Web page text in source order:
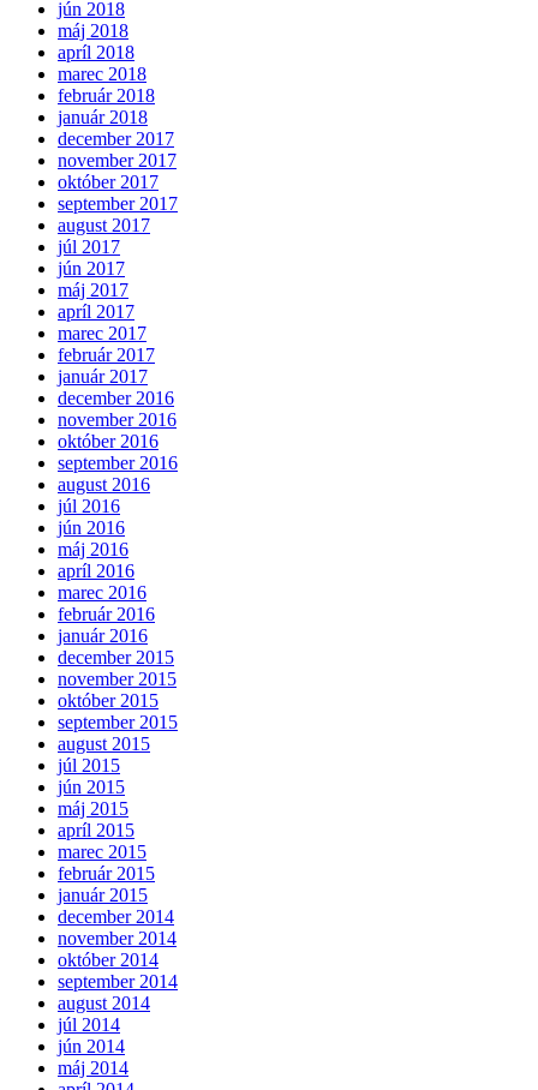
jún 2018
máj 2018
apríl 2018
marec 2018
február 2018
január 2018
december 2017
november 2017
október 2017
september 2017
august 2017
júl 2017
jún 2017
máj 2017
apríl 2017
marec 2017
február 2017
január 2017
december 2016
november 2016
október 2016
september 2016
august 2016
júl 2016
jún 2016
máj 2016
apríl 2016
marec 2016
február 2016
január 2016
december 2015
november 2015
október 2015
september 2015
august 2015
júl 2015
jún 2015
máj 2015
apríl 2015
marec 2015
február 2015
január 2015
december 2014
november 2014
október 2014
september 2014
august 2014
júl 2014
jún 2014
máj 2014